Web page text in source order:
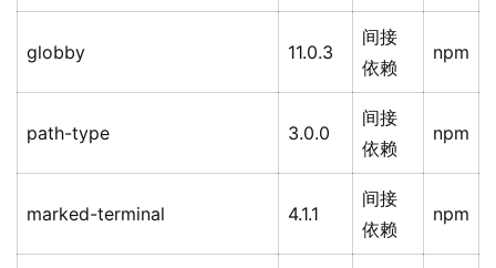
globby 11.0.3
间接
依赖
npm
path-type 3.0.0
间接
依赖
npm
marked-terminal 4.1.1
间接
依赖
npm